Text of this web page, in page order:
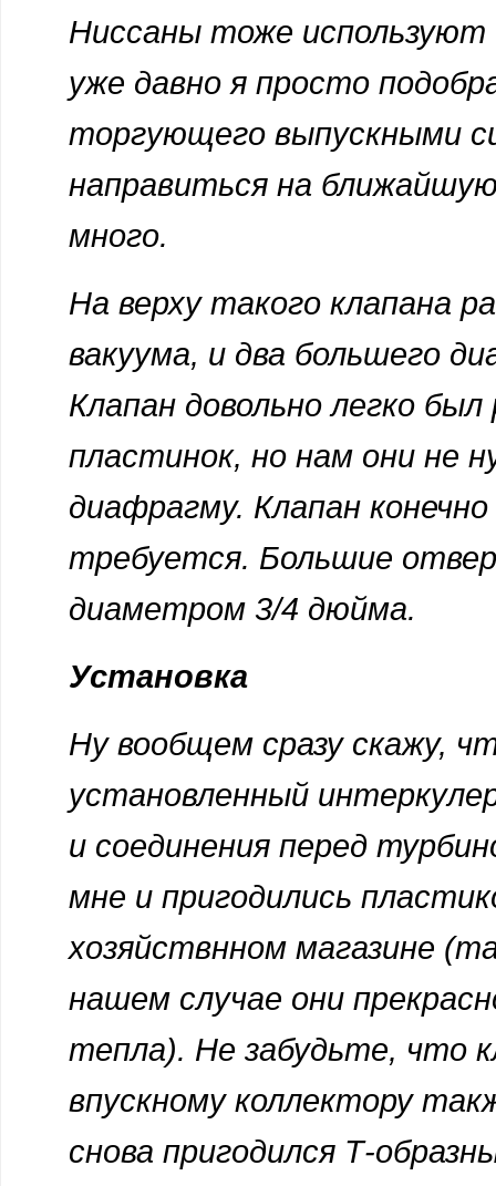
Ниссаны тоже используют
уже давно я просто
торгующего выпускными
направиться на
много.
На верху такого клапана
вакуума, и два большего
Клапан довольно легко
пластинок, но нам они не
диафрагму. Клапан
требуется. Большие
диаметром 3/4 дюйма.
Установка
Ну вообщем сразу скажу,
установленный
и соединения перед
мне и пригодились
хозяйствнном магазине
нашем случае они
тепла). Не забудьте, что
впускному коллектору
снова пригодился Т-